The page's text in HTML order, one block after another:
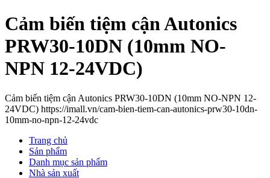
Cảm biến tiệm cận Autonics
PRW30-10DN (10mm NO-
NPN 12-24VDC)
Cảm biến tiệm cận Autonics PRW30-10DN (10mm NO-NPN 12-
24VDC) https://imall.vn/cam-bien-tiem-can-autonics-prw30-10dn-
10mm-no-npn-12-24vdc
Trang chủ
Sản phẩm
Danh mục sản phẩm
Nhà sản xuất